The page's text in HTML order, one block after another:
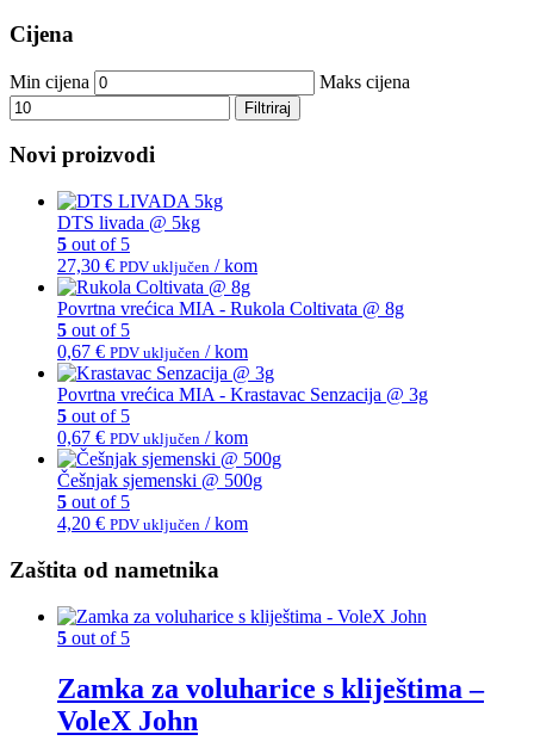
Cijena
Min cijena Maks cijena
Filtriraj
Novi proizvodi
DTS livada @ 5kg
5 out of 5
27,30 € PDV uključen / kom
Povrtna vrećica MIA - Rukola Coltivata @ 8g
5 out of 5
0,67 € PDV uključen / kom
Povrtna vrećica MIA - Krastavac Senzacija @ 3g
5 out of 5
0,67 € PDV uključen / kom
Češnjak sjemenski @ 500g
5 out of 5
4,20 € PDV uključen / kom
Zaštita od nametnika
5 out of 5
Zamka za voluharice s kliještima –
VoleX John